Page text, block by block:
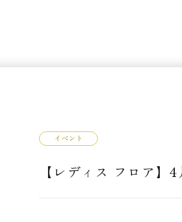
イベント
【レディス フロア】